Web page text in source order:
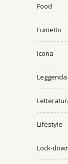
Food
Fumetto
Icona
Leggenda
Lifestyle
Lock-